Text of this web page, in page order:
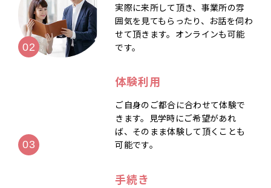
実際に来所して頂き、事業所の雰
囲気を見てもらったり、お話を伺わ
せて頂きます。オンラインも可能
です。
体験利用
ご自身のご都合に合わせて体験で
きます。見学時にご希望があれ
ば、そのまま体験して頂くことも
可能です。
手続き